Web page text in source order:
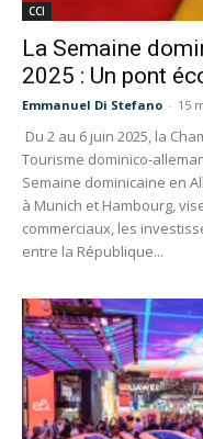
CCI
La Semaine
2025 : Un pont
Emmanuel Di Stefano - 15
Du 2 au 6 juin 2025, la
Tourisme dominico-
Semaine dominicaine en
à Munich et Hambourg,
commerciaux, les
entre la République...